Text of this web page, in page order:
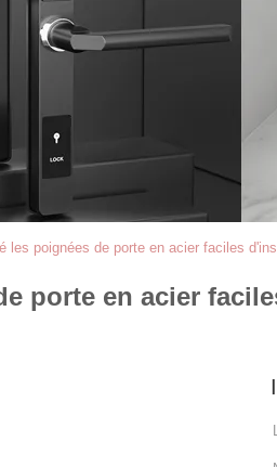
les poignées de porte en acier faciles
porte en acier